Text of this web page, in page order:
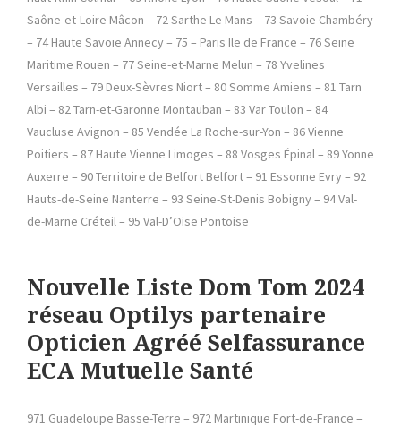
Saône-et-Loire Mâcon – 72 Sarthe Le Mans – 73 Savoie Chambéry
– 74 Haute Savoie Annecy – 75 – Paris Ile de France – 76 Seine
Maritime Rouen – 77 Seine-et-Marne Melun – 78 Yvelines
Versailles – 79 Deux-Sèvres Niort – 80 Somme Amiens – 81 Tarn
Albi – 82 Tarn-et-Garonne Montauban – 83 Var Toulon – 84
Vaucluse Avignon – 85 Vendée La Roche-sur-Yon – 86 Vienne
Poitiers – 87 Haute Vienne Limoges – 88 Vosges Épinal – 89 Yonne
Auxerre – 90 Territoire de Belfort Belfort – 91 Essonne Evry – 92
Hauts-de-Seine Nanterre – 93 Seine-St-Denis Bobigny – 94 Val-
de-Marne Créteil – 95 Val-D’Oise Pontoise
Nouvelle Liste Dom Tom 2024
réseau Optilys partenaire
Opticien Agréé Selfassurance
ECA Mutuelle Santé
971 Guadeloupe Basse-Terre – 972 Martinique Fort-de-France –